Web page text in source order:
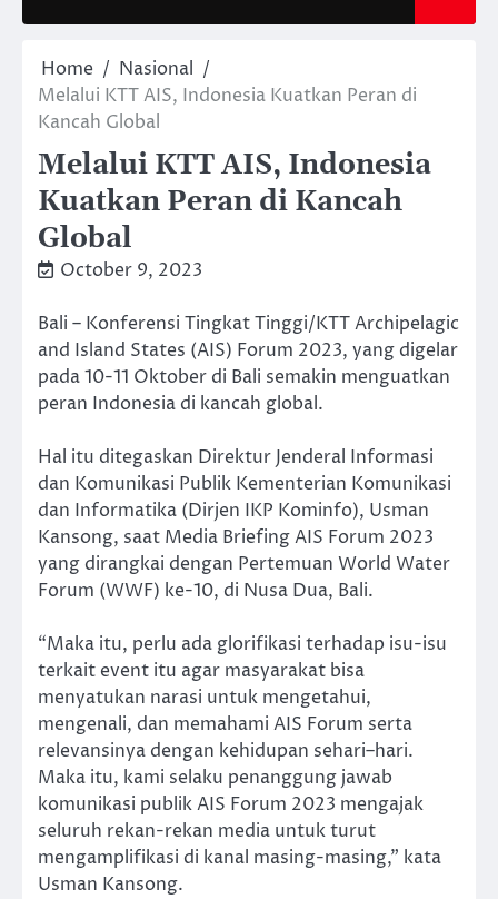
Home
Nasional
Melalui KTT AIS, Indonesia Kuatkan Peran di
Kancah Global
Melalui KTT AIS, Indonesia
Kuatkan Peran di Kancah
Global
October 9, 2023
Bali – Konferensi Tingkat Tinggi/KTT Archipelagic
and Island States (AIS) Forum 2023, yang digelar
pada 10-11 Oktober di Bali semakin menguatkan
peran Indonesia di kancah global.
Hal itu ditegaskan Direktur Jenderal Informasi
dan Komunikasi Publik Kementerian Komunikasi
dan Informatika (Dirjen IKP Kominfo), Usman
Kansong, saat Media Briefing AIS Forum 2023
yang dirangkai dengan Pertemuan World Water
Forum (WWF) ke-10, di Nusa Dua, Bali.
“Maka itu, perlu ada glorifikasi terhadap isu-isu
terkait event itu agar masyarakat bisa
menyatukan narasi untuk mengetahui,
mengenali, dan memahami AIS Forum serta
relevansinya dengan kehidupan sehari–hari.
Maka itu, kami selaku penanggung jawab
komunikasi publik AIS Forum 2023 mengajak
seluruh rekan-rekan media untuk turut
mengamplifikasi di kanal masing-masing,” kata
Usman Kansong.